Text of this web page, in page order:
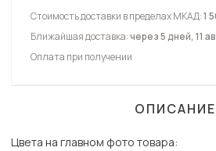
Стоимость доставки в пределах МКАД:1
Ближайшая доставка:через 5 дней, 11
Оплата при получении
ОПИСАНИЕ
Цвета на главном фото товара: